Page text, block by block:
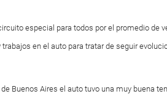
especial para todos por el promedio de
en el auto para tratar de seguir
de Buenos Aires el auto tuvo una muy buena